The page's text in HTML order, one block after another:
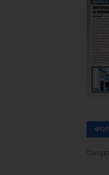
Όνομα